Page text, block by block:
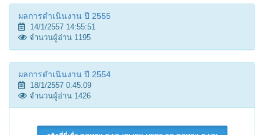
ผลการดำเนินงาน ปี 2555
14/1/2557 14:55:51
จำนวนผู้อ่าน 1195
ผลการดำเนินงาน ปี 2554
18/1/2557 0:45:09
จำนวนผู้อ่าน 1426